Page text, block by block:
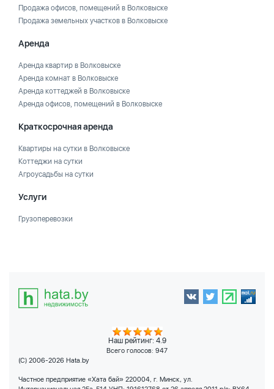
Продажа офисов, помещений в Волковыске
Продажа земельных участков в Волковыске
Аренда
Аренда квартир в Волковыске
Аренда комнат в Волковыске
Аренда коттеджей в Волковыске
Аренда офисов, помещений в Волковыске
Краткосрочная аренда
Квартиры на сутки в Волковыске
Коттеджи на сутки
Агроусадьбы на сутки
Услуги
Грузоперевозки
Наш рейтинг: 4.9
Всего голосов: 947
(C) 2006-2026 Hata.by
Частное предприятие «Хата бай» 220004, г. Минск, ул.